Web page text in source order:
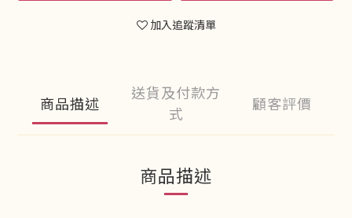
加入追蹤清單
商品描述
送貨及付款方
式
顧客評價
商品描述